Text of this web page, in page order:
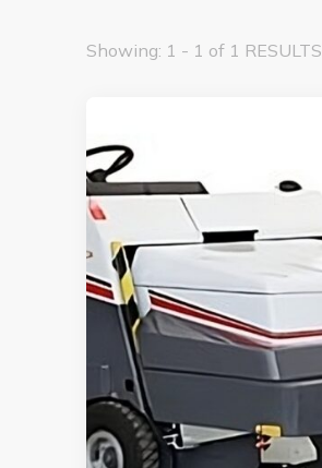
Showing: 1 - 1 of 1 RESULTS